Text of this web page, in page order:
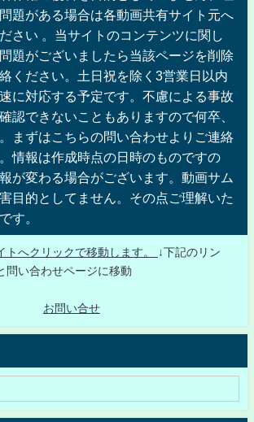
題がある場合は各動画共有サイト元へ
さい 。当サイトのコンテンツに関し
題がございましたら当該ページを削除
ください。土日祝を除く3営業日以内
に対応する予定です。不慮による事故
認できないこともありますので何卒、
まずはこちらの問い合わせよりご連絡
情報は作成時点の日時のものですの
が変わる場合がございます。動画サム
目的としてません。その点ご理解いた
す。
トへクリックで移動します。
↓下記のリン
問い合わせページに移動
お問い合せ